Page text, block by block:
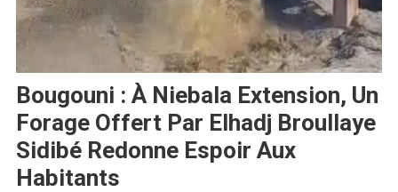
Bougouni : À Niebala Extension, Un
Forage Offert Par Elhadj Broullaye
Sidibé Redonne Espoir Aux
Habitants